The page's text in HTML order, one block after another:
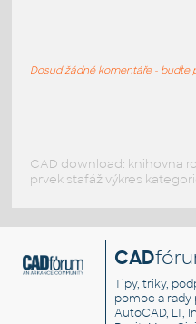
Lego 11253-
Dosud žádné komentáře - buďte
CAD download: knihovna
prvek stafáž výkres
CAD
Tipy, triky,
pomoc a rady
AutoCAD, LT,